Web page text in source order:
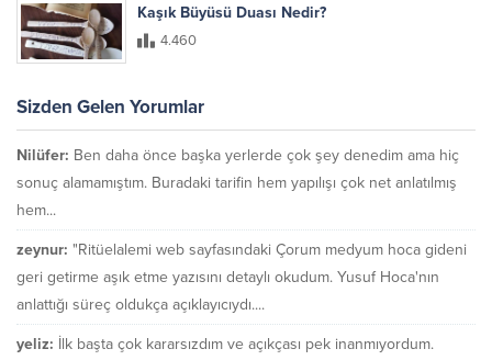
Kaşık Büyüsü Duası Nedir?
4.460
Sizden Gelen Yorumlar
Nilüfer: Ben daha önce başka yerlerde çok şey denedim ama hiç
sonuç alamamıştım. Buradaki tarifin hem yapılışı çok net anlatılmış
hem...
zeynur: "Ritüelalemi web sayfasındaki Çorum medyum hoca gideni
geri getirme aşık etme yazısını detaylı okudum. Yusuf Hoca'nın
anlattığı süreç oldukça açıklayıcıydı....
yeliz: İlk başta çok kararsızdım ve açıkçası pek inanmıyordum.